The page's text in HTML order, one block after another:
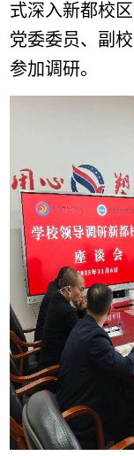
式深入新都校
党委委员、副
参加调研。